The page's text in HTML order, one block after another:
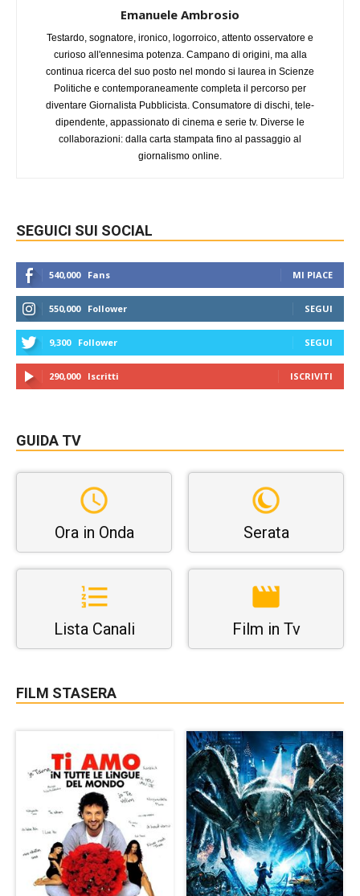
Emanuele Ambrosio
Testardo, sognatore, ironico, logorroico, attento osservatore e
curioso all'ennesima potenza. Campano di origini, ma alla
continua ricerca del suo posto nel mondo si laurea in Scienze
Politiche e contemporaneamente completa il percorso per
diventare Giornalista Pubblicista. Consumatore di dischi, tele-
dipendente, appassionato di cinema e serie tv. Diverse le
collaborazioni: dalla carta stampata fino al passaggio al
giornalismo online.
SEGUICI SUI SOCIAL
540,000 Fans MI PIACE
550,000 Follower SEGUI
9,300 Follower SEGUI
290,000 Iscritti ISCRIVITI
GUIDA TV
Ora in Onda Serata
Lista Canali Film in Tv
FILM STASERA